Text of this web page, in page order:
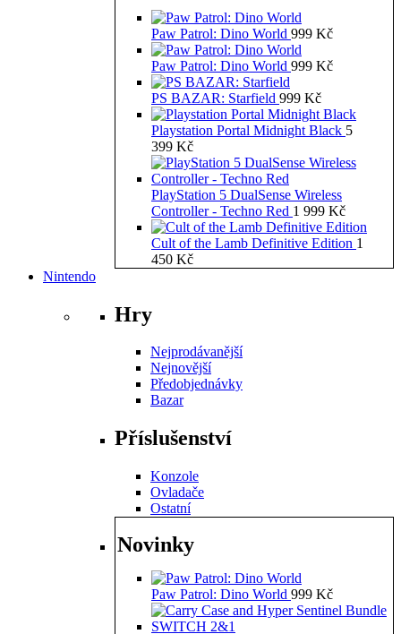
Paw Patrol: Dino World 999 Kč
Paw Patrol: Dino World 999 Kč
PS BAZAR: Starfield 999 Kč
Playstation Portal Midnight Black 5
399 Kč
PlayStation 5 DualSense Wireless
Controller - Techno Red 1 999 Kč
Cult of the Lamb Definitive Edition 1
450 Kč
Nintendo
Hry
Nejprodávanější
Nejnovější
Předobjednávky
Bazar
Příslušenství
Konzole
Ovladače
Ostatní
Novinky
Paw Patrol: Dino World 999 Kč